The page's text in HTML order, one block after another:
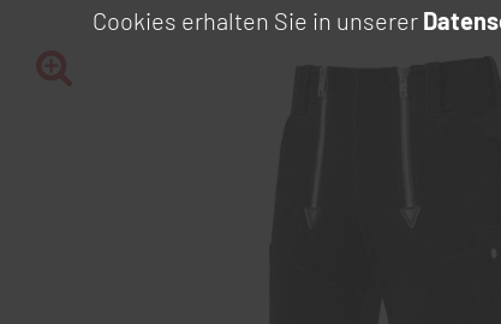
Cookies erhalten Sie in unserer